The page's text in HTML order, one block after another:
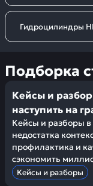
Гидроцилиндры
Подборка
Кейсы и
наступить на
Кейсы и разборы в
недостатка
профилактика и
сэкономить
Кейсы и разборы